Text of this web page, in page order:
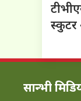
स्कुटर
सान्भी